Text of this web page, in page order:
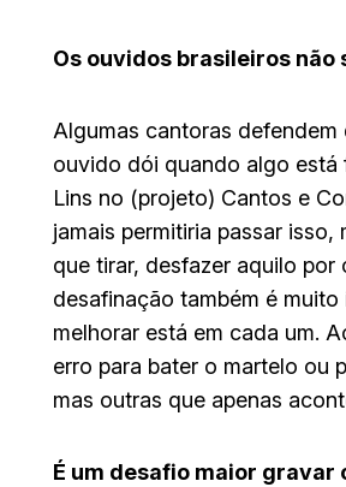
Os ouvidos brasileiros
Algumas cantoras
ouvido dói quando algo está
Lins no (projeto) Cantos e
jamais permitiria passar
que tirar, desfazer aquilo por
desafinação também é
melhorar está em cada um.
erro para bater o martelo ou
mas outras que apenas
É um desafio maior